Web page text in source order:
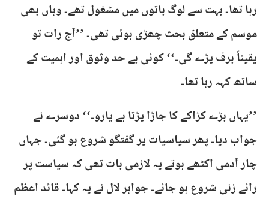
رہا تھا۔ بہت سے لوگ باتوں میں مشغول تھے۔ وہاں بھی
موسم کے متعلق بحث چھڑی ہوئی تھی۔ ’’آج رات تو
یقیناً برف پڑے گی۔‘‘ کوئی بے حد وثوق اور اہمیت کے
ساتھ کہہ رہا تھا۔
’’یہاں بڑے کڑاکے کا جاڑا پڑتا ہے یارو۔‘‘ دوسرے نے
جواب دیا۔ پھر سیاسیات پر گفتگو شروع ہو گئی۔ جہاں
چار آدمی اکٹھے ہوتے یہ لازمی بات تھی کہ سیاست پر
رائے زنی شروع ہو جائے۔ جواہر لال نے یہ کہا۔ قائد اعظم